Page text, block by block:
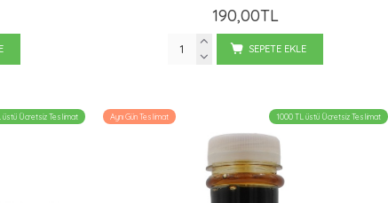
190,00TL
SEPETE EKLE
üstü Ücretsiz Teslimat Aynı Gün Teslimat 1000 TL üstü Ücretsiz Teslimat